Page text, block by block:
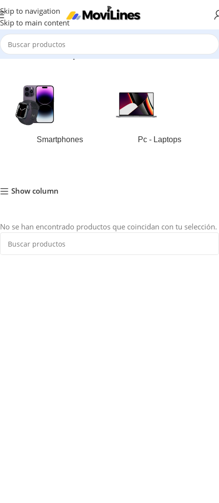
Skip to navigation
Skip to main content
Inicio/ Productos etiquetados “Garmin fenix® 8”
Smartphones Pc - Laptops
Show column
No se han encontrado productos que coincidan con tu selección.